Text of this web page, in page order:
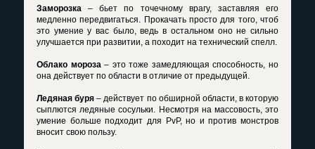
Заморозка – бьет по точечному врагу, заставляя его
медленно передвигаться. Прокачать просто для того, чтоб
это умение у вас было, ведь в остальном оно не сильно
улучшается при развитии, а походит на технический спелл.
Облако мороза– это тоже замедляющая способность, но
она действует по области в отличие от предыдущей.
Ледяная буря – действует по обширной области, в которую
сыплются ледяные сосульки. Несмотря на массовость, это
умение больше подходит для PvP, но и против монстров
вносит свою пользу.